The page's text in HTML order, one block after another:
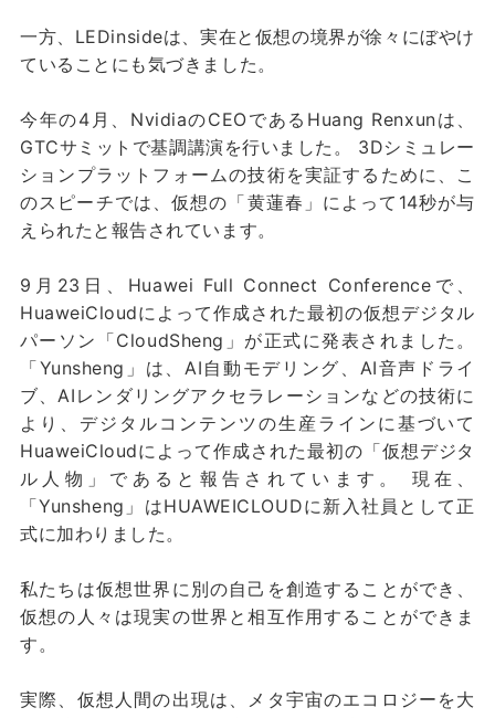
一方、LEDinsideは、実在と仮想の境界が徐々にぼやけ
ていることにも気づきました。
今年の4月、NvidiaのCEOであるHuang Renxunは、
GTCサミットで基調講演を行いました。 3Dシミュレー
ションプラットフォームの技術を実証するために、こ
のスピーチでは、仮想の「黄蓮春」によって14秒が与
えられたと報告されています。
9月23日、Huawei Full Connect Conferenceで、
HuaweiCloudによって作成された最初の仮想デジタル
パーソン「CloudSheng」が正式に発表されました。
「Yunsheng」は、AI自動モデリング、AI音声ドライ
ブ、AIレンダリングアクセラレーションなどの技術に
より、デジタルコンテンツの生産ラインに基づいて
HuaweiCloudによって作成された最初の「仮想デジタ
ル人物」であると報告されています。 現在、
「Yunsheng」はHUAWEICLOUDに新入社員として正
式に加わりました。
私たちは仮想世界に別の自己を創造することができ、
仮想の人々は現実の世界と相互作用することができま
す。
実際、仮想人間の出現は、メタ宇宙のエコロジーを大